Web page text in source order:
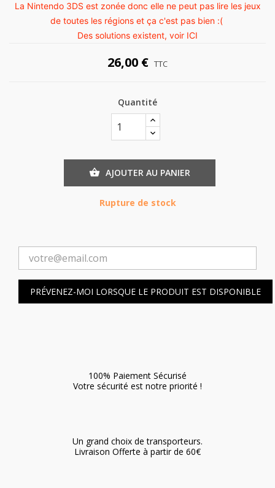
La Nintendo 3DS est zonée donc elle ne peut pas lire les jeux
de toutes les régions et ça c'est pas bien :(
Des solutions existent, voir ICI
26,00 € TTC
Quantité
 AJOUTER AU PANIER
Rupture de stock
PRÉVENEZ-MOI LORSQUE LE PRODUIT EST DISPONIBLE
100% Paiement Sécurisé
Votre sécurité est notre priorité !
Un grand choix de transporteurs.
Livraison Offerte à partir de 60€